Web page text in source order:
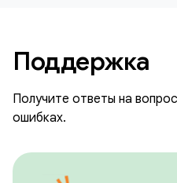
Поддержка
Получите ответы на
ошибках.